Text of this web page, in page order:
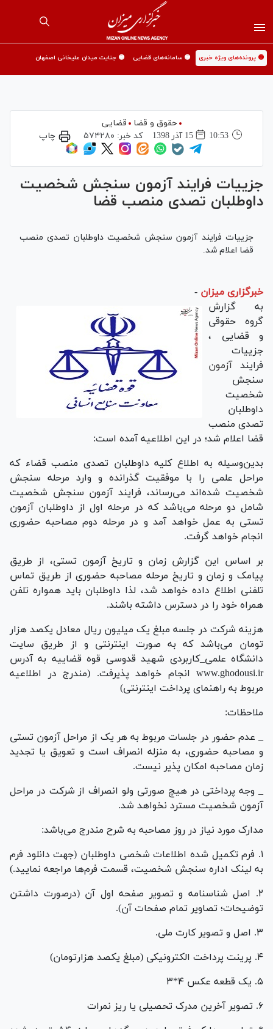
🟡 پرونده‌های ویژه خبری 🟡 سامانه‌های قضایی 🟡 جنایت میدان علیخانی اصفهان
حقوق و قضا
قضایی
10:53
15 آذر 1398 کد خبر: ۵۷۴۲۸۰ چاپ
جزییات فرایند آزمون سنجش شخصیت
داوطلبان تصدی منصب قضا
جزییات فرایند آزمون سنجش شخصیت داوطلبان تصدی منصب
قضا اعلام شد.
خبرگزاری میزان -
به گزارش
گروه حقوقی
و قضایی ،
جزییات
فرایندآزمون
سنجش
شخصیت
داوطلبان
تصدی منصب
قضا اعلام شد؛ در این اطلاعیه آمده است:
بدین‌وسیله به اطلاع کلیه داوطلبان تصدی منصب قضاء که
مراحل علمی را با موفقیت گذرانده و وارد مرحله سنجش
شخصیت شده‌اند می‌ر‌ساند، فرایند آزمون سنجش شخصیت
شامل دو مرحله می‌باشد که در مرحله اول از داوطلبان آزمون
تستی به عمل خواهد آمد و در مرحله دوم مصاحبه حضوری
انجام خواهد گرفت.
بر اساس این گزارش زمان و تاریخ آزمون تستی، از طریق
پیامک و زمان و تاریخ مرحله مصاحبه حضوری از طریق تماس
تلفنی اطلاع داده خواهد شد، لذا داوطلبان باید همواره تلفن
همراه خود را در دسترس داشته باشند.
هزینه شرکت در جلسه مبلغ یک میلیون ریال معادل یکصد هزار
تومان می‌باشد که به صورت اینترنتی و از طریق سایت
دانشگاه علمی_کاربردی شهید قدوسی قوه قضاییه به آدرس
www.ghodousi.ir انجام خواهد پذیرفت. (مندرج در اطلاعیه
مربوط به راهنمای پرداخت اینترنتی)
ملاحظات:
_ عدم حضور در جلسات مربوط به هر یک از مراحل آزمون تستی
و مصاحبه حضوری، به منزله انصراف است و تعویق یا تجدید
زمان مصاحبه امکان پذیر نیست.
_ وجه پرداختی در هیچ صورتی ولو انصراف از شرکت در مراحل
آزمون شخصیت مسترد نخواهد شد.
مدارک مورد نیاز در روز مصاحبه به شرح مندرج می‌باشد:
۱. فرم تکمیل شده اطلاعات شخصی داوطلبان (جهت دانلود فرم
به لینک اداره سنجش شخصیت، قسمت فرم‌ها مراجعه نمایید.)
۲. اصل شناسنامه و تصویر صفحه اول آن (درصورت داشتن
توضیحات؛ تصاویر تمام صفحات آن).
۳. اصل و تصویر کارت ملی.
۴. پرینت پرداخت الکترونیکی (مبلغ یکصد هزارتومان)
۵. یک قطعه عکس ۴*۳
۶. تصویر آخرین مدرک تحصیلی یا ریز نمرات